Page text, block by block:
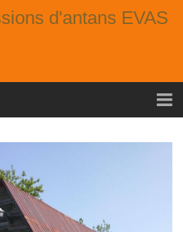
d'antans EVAS